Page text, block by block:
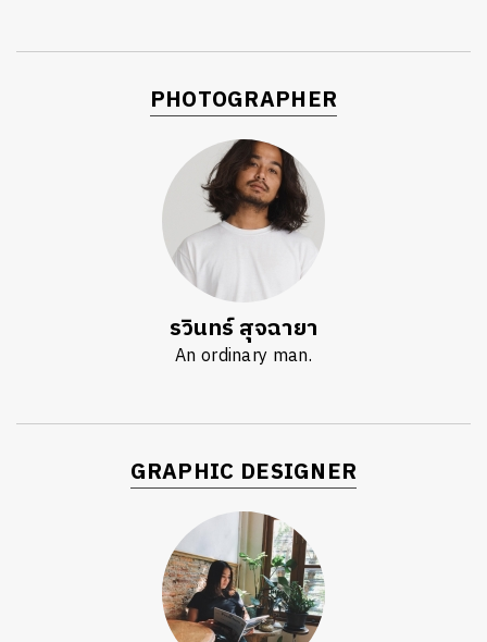
PHOTOGRAPHER
รวินทร์ สุจฉายา
An ordinary man.
GRAPHIC DESIGNER